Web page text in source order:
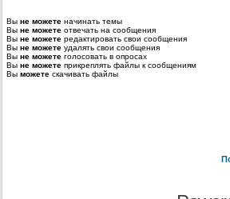
Вы не можете начинать темы
Вы не можете отвечать на сообщения
Вы не можете редактировать свои сообщения
Вы не можете удалять свои сообщения
Вы не можете голосовать в опросах
Вы не можете прикреплять файлы к сообщениям
Вы можете скачивать файлы